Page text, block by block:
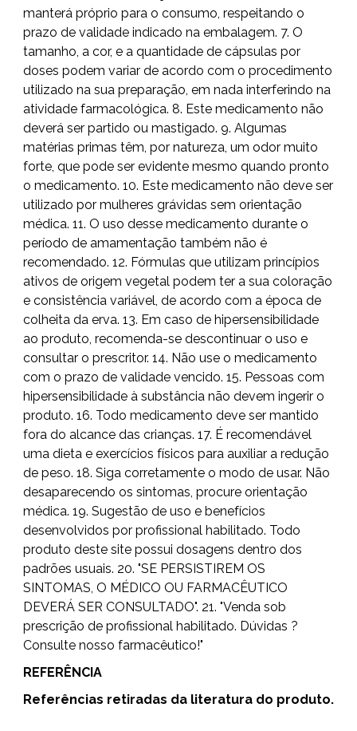
manterá próprio para o consumo, respeitando o
prazo de validade indicado na embalagem. 7. O
tamanho, a cor, e a quantidade de cápsulas por
doses podem variar de acordo com o procedimento
utilizado na sua preparação, em nada interferindo na
atividade farmacológica. 8. Este medicamento não
deverá ser partido ou mastigado. 9. Algumas
matérias primas têm, por natureza, um odor muito
forte, que pode ser evidente mesmo quando pronto
o medicamento. 10. Este medicamento não deve ser
utilizado por mulheres grávidas sem orientação
médica. 11. O uso desse medicamento durante o
período de amamentação também não é
recomendado. 12. Fórmulas que utilizam princípios
ativos de origem vegetal podem ter a sua coloração
e consistência variável, de acordo com a época de
colheita da erva. 13. Em caso de hipersensibilidade
ao produto, recomenda-se descontinuar o uso e
consultar o prescritor. 14. Não use o medicamento
com o prazo de validade vencido. 15. Pessoas com
hipersensibilidade à substância não devem ingerir o
produto. 16. Todo medicamento deve ser mantido
fora do alcance das crianças. 17. É recomendável
uma dieta e exercícios físicos para auxiliar a redução
de peso. 18. Siga corretamente o modo de usar. Não
desaparecendo os sintomas, procure orientação
médica. 19. Sugestão de uso e benefícios
desenvolvidos por profissional habilitado. Todo
produto deste site possui dosagens dentro dos
padrões usuais. 20. "SE PERSISTIREM OS
SINTOMAS, O MÉDICO OU FARMACÊUTICO
DEVERÁ SER CONSULTADO". 21. "Venda sob
prescrição de profissional habilitado. Dúvidas ?
Consulte nosso farmacêutico!"
REFERÊNCIA
Referências retiradas da literatura do produto.